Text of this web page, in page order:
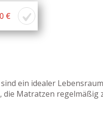
€
ein idealer
Matratzen regelmäßig